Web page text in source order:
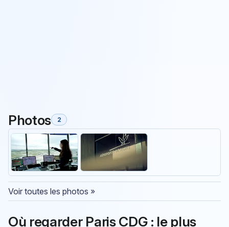
Photos 2
Voir toutes les photos »
Où regarder Paris CDG : le plus